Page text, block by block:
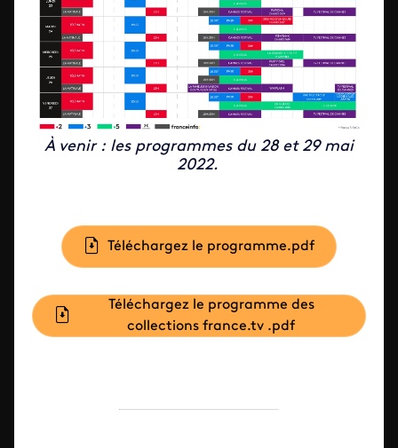
À venir : les programmes du 28 et 29 mai
2022.
Document
Téléchargez le programme.pdf
Document
Téléchargez le programme des
collections france.tv .pdf